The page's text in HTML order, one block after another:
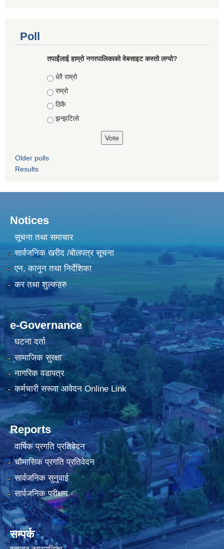
Poll
तपाईंलाई हाम्रो नगरपालिकाको वेबसाइट कस्तो लग्यो?
Choices
धेरै राम्रो
राम्रो
ठिकै
झन्झटिलो
Older polls
Results
Notices
सूचना तथा समाचार
सार्वजनिक खरीद /बोलपत्र सूचना
एन, कानुन तथा निर्देशिका
कर तथा शुल्कहरु
e-Governance
घटना दर्ता
सामाजिक सुरक्षा
नागरिक वडापत्र
कर्मचारी सरूवा आवेदन Online Link
Reports
वार्षिक प्रगति प्रतिवेदन
चौमासिक प्रगति प्रतिवेदन
सार्वजनिक सुनुवाई
सार्वजनिक परीक्षण
सम्पर्क